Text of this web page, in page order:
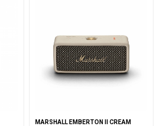
MARSHALL EMBERTON II CREAM